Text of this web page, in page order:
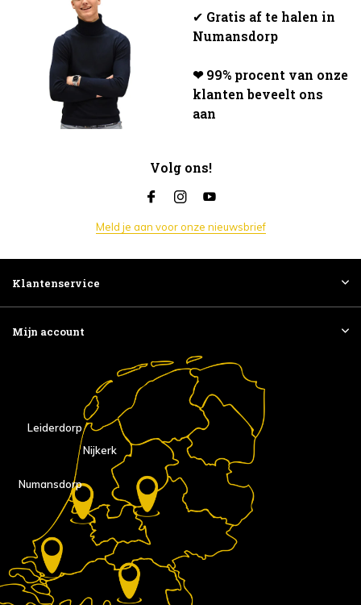
✔ Gratis af te halen in
Numansdorp
❤ 99% procent van onze
klanten beveelt ons
aan
Volg ons!
Meld je aan voor onze nieuwsbrief
Klantenservice
Mijn account
Nijkerk
Numansdorp
Leiderdorp